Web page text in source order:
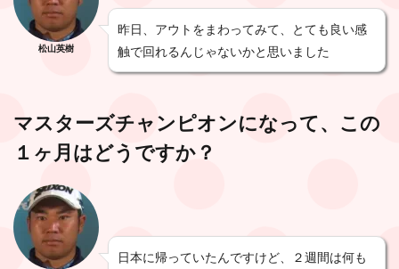
松山英樹
昨日、アウトをまわってみて、とても良い感
触で回れるんじゃないかと思いました
マスターズチャンピオンになって、この
１ヶ月はどうですか？
日本に帰っていたんですけど、２週間は何も